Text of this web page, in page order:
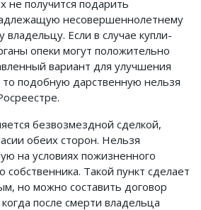
не получится подарить
несовершеннолетнему
Если в случае купли-
опеки могут положительно
вариант для улучшения
подобную дарственную нельзя
безвозмездной сделкой,
обеих сторон. Нельзя
на условиях пожизненного
Такой пункт сделает
но можно составить договор
после смерти владельца